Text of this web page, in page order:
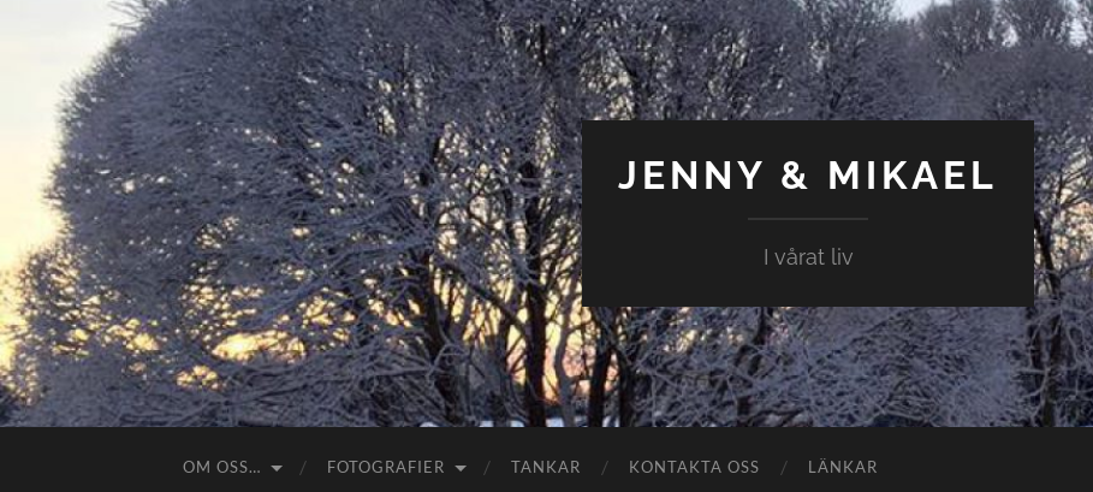
JENNY & MIKAEL
I vårat liv
OM OSS… FOTOGRAFIER TANKAR KONTAKTA OSS LÄNKAR